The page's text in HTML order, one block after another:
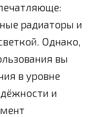
радиаторы и
Однако,
вы
в уровне
и